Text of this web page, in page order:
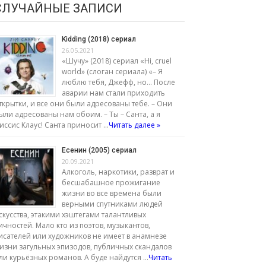
ЗАПИСИ
Kidding (2018) сериал
26.05.2021
«Шучу» (2018) сериал «Hi, cruel
world» (слоган сериала) «– Я
люблю тебя, Джефф, но… После
аварии нам стали приходить
и все они были адресованы тебе. – Они
адресованы нам обоим. – Ты – Санта, а я
Клаус! Санта приносит …Читать далее »
Есенин (2005) сериал
20.09.2021
Алкоголь, наркотики, разврат и
бесшабашное прожигание
жизни во все времена были
верными спутниками людей
этакими хэштегами талантливых
Мало кто из поэтов, музыкантов,
или художников не имеет в анамнезе
загульных эпизодов, публичных скандалов
курьёзных романов. А буде найдутся …Читать